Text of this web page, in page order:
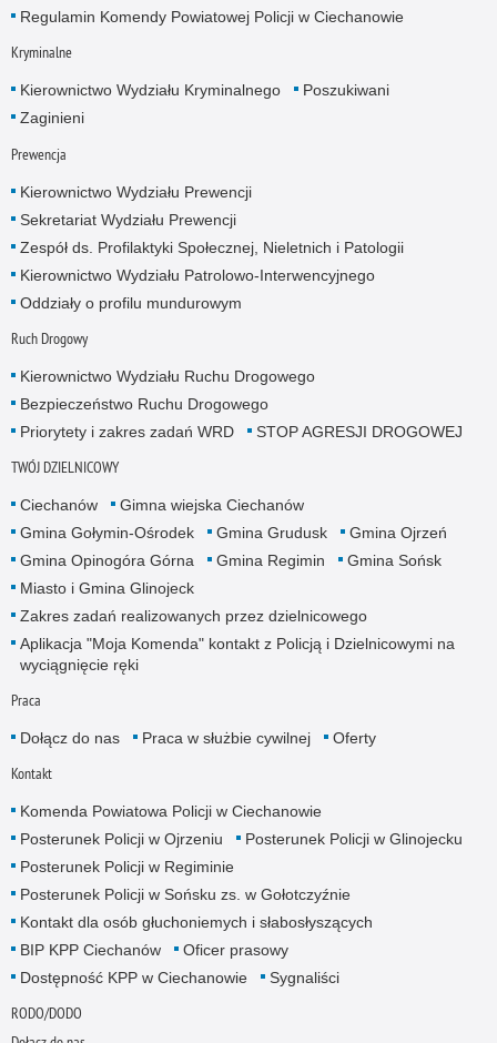
Regulamin Komendy Powiatowej Policji w Ciechanowie
Kryminalne
Kierownictwo Wydziału Kryminalnego
Poszukiwani
Zaginieni
Prewencja
Kierownictwo Wydziału Prewencji
Sekretariat Wydziału Prewencji
Zespół ds. Profilaktyki Społecznej, Nieletnich i Patologii
Kierownictwo Wydziału Patrolowo-Interwencyjnego
Oddziały o profilu mundurowym
Ruch Drogowy
Kierownictwo Wydziału Ruchu Drogowego
Bezpieczeństwo Ruchu Drogowego
Priorytety i zakres zadań WRD
STOP AGRESJI DROGOWEJ
TWÓJ DZIELNICOWY
Ciechanów
Gimna wiejska Ciechanów
Gmina Gołymin-Ośrodek
Gmina Grudusk
Gmina Ojrzeń
Gmina Opinogóra Górna
Gmina Regimin
Gmina Sońsk
Miasto i Gmina Glinojeck
Zakres zadań realizowanych przez dzielnicowego
Aplikacja "Moja Komenda" kontakt z Policją i Dzielnicowymi na
wyciągnięcie ręki
Praca
Dołącz do nas Praca w służbie cywilnej Oferty
Kontakt
Komenda Powiatowa Policji w Ciechanowie
Posterunek Policji w Ojrzeniu
Posterunek Policji w Glinojecku
Posterunek Policji w Regiminie
Posterunek Policji w Sońsku zs. w Gołotczyźnie
Kontakt dla osób głuchoniemych i słabosłyszących
BIP KPP Ciechanów
Oficer prasowy
Dostępność KPP w Ciechanowie
Sygnaliści
RODO/DODO